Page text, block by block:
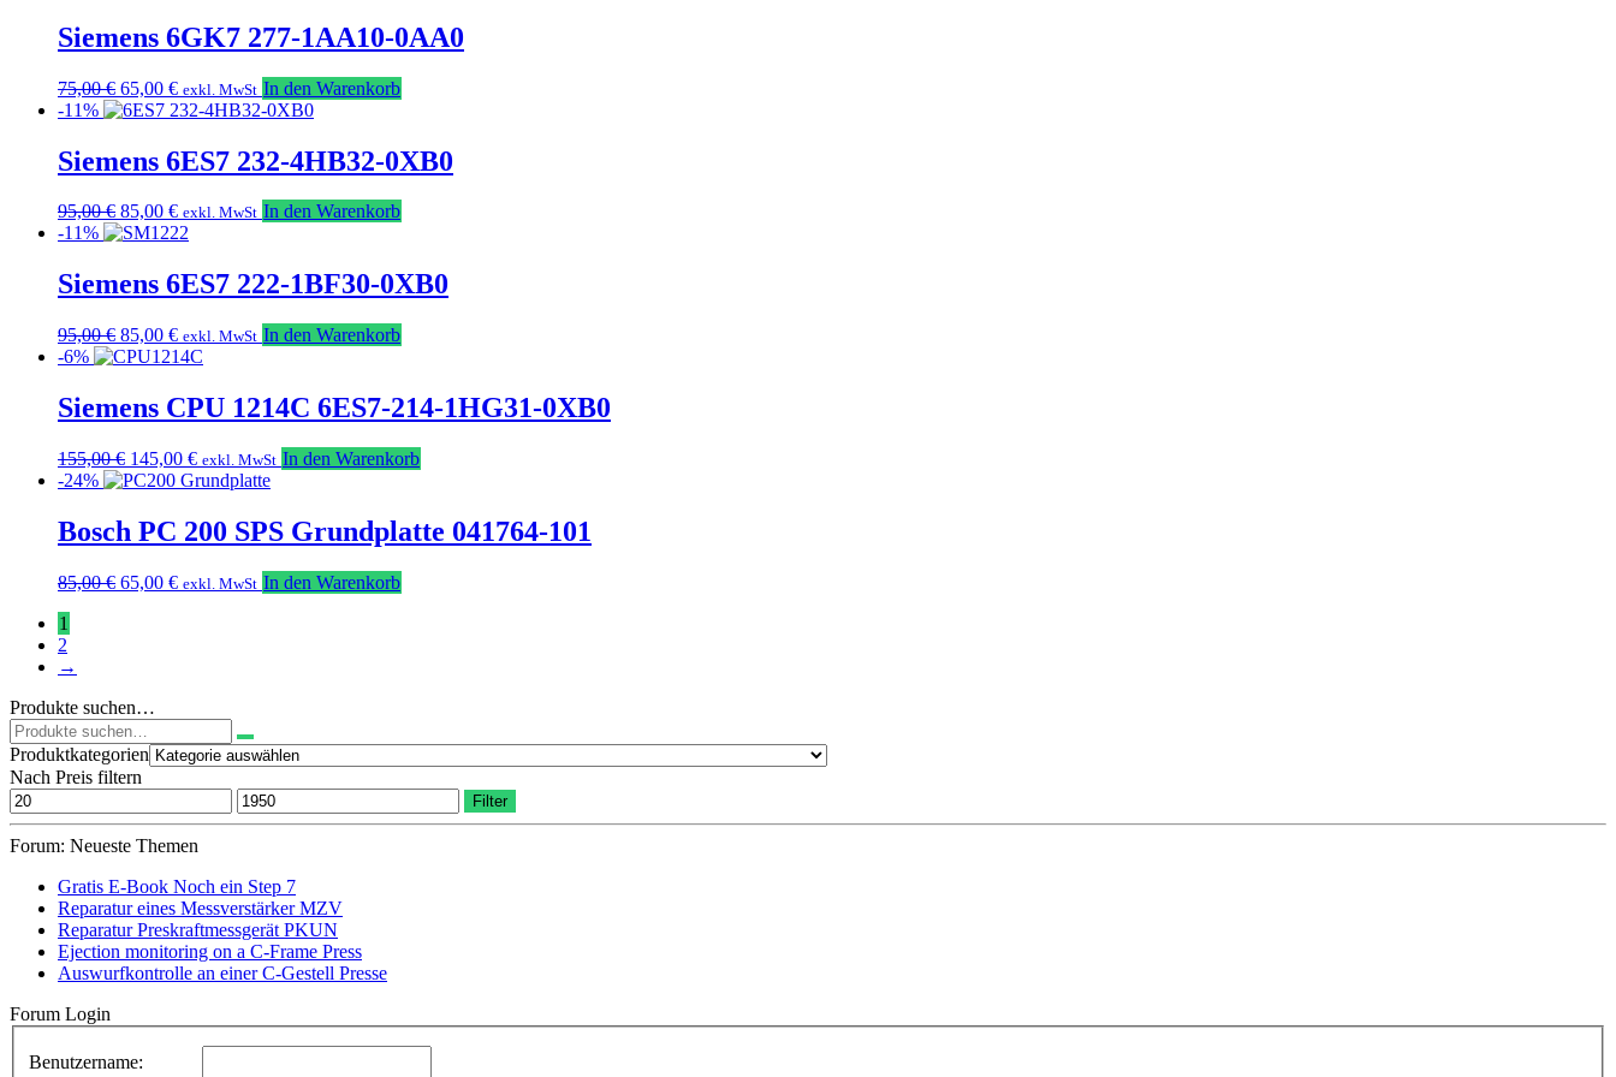
355,00 €325,00 €.
Siemens 6GK7 277-1AA10-0AA0
75,00€ Ursprünglicher
Preis
75,00 €
65,00 €Aktueller
Preis
65,00 €.
exkl. MwSt In den Warenkorb
-11%
Siemens 6ES7 232-4HB32-0XB0
95,00€ Ursprünglicher
Preis
95,00 €
85,00 €Aktueller
Preis
85,00 €.
exkl. MwSt In den Warenkorb
-11%
Siemens 6ES7 222-1BF30-0XB0
95,00€ Ursprünglicher
Preis
95,00 €
85,00 €Aktueller
Preis
85,00 €.
exkl. MwSt In den Warenkorb
-6%
Siemens CPU 1214C 6ES7-214-1HG31-0XB0
155,00€ Ursprünglicher
Preis
155,00 €
145,00 €Aktueller
Preis
145,00 €.
exkl. MwSt In den Warenkorb
-24%
Bosch PC 200 SPS Grundplatte 041764-101
85,00€ Ursprünglicher
65,00 €Aktueller
exkl. MwSt In den Warenkorb
1
2
→
Produkte suchen…
Suchen
nach:
Produktkategorien
Nach Preis filtern
Min.
Preis
Max.
Preis
Filter
Forum: Neueste Themen
Gratis E-Book Noch ein Step 7
Reparatur eines Messverstärker MZV
Reparatur Preskraftmessgerät PKUN
Ejection monitoring on a C-Frame Press
Auswurfkontrolle an einer C-Gestell Presse
Forum Login
Benutzername: